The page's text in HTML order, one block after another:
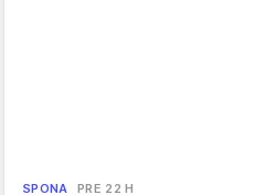
SPONA PRE 22 H